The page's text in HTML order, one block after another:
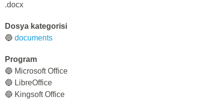
.docx
Dosya kategorisi
🔵 documents
Program
🔵 Microsoft Office
🔵 LibreOffice
🔵 Kingsoft Office